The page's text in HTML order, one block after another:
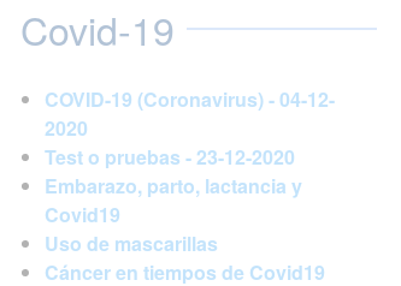
Covid-19
COVID-19 (Coronavirus) - 04-12-
2020
Test o pruebas - 23-12-2020
Embarazo, parto, lactancia y
Covid19
Uso de mascarillas
Cáncer en tiempos de Covid19